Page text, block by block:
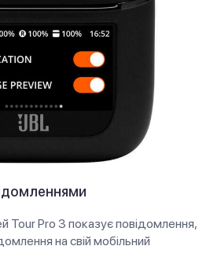
Tour Pro 3 показує повідомлення,
на свій мобільний